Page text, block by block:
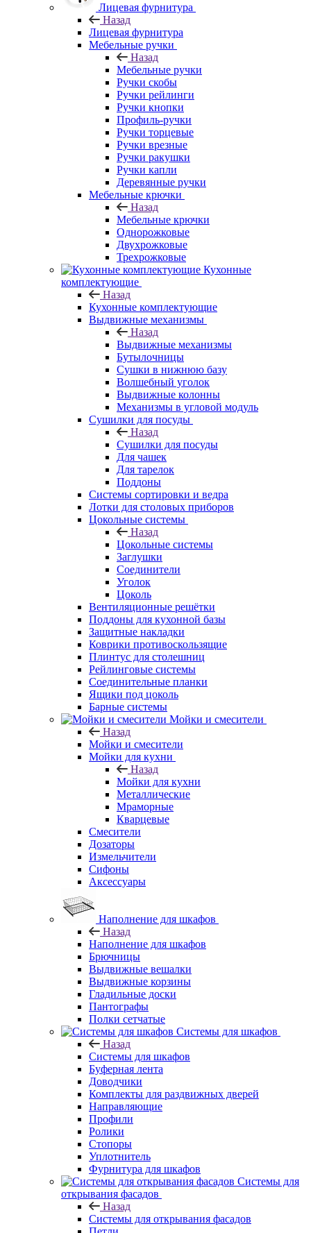
Лицевая фурнитура
Назад
Лицевая фурнитура
Мебельные ручки
Назад
Мебельные ручки
Ручки скобы
Ручки рейлинги
Ручки кнопки
Профиль-ручки
Ручки торцевые
Ручки врезные
Ручки ракушки
Ручки капли
Деревянные ручки
Мебельные крючки
Назад
Мебельные крючки
Однорожковые
Двухрожковые
Трехрожковые
Кухонные
комплектующие
Назад
Кухонные комплектующие
Выдвижные механизмы
Назад
Выдвижные механизмы
Бутылочницы
Сушки в нижнюю базу
Волшебный уголок
Выдвижные колонны
Механизмы в угловой модуль
Сушилки для посуды
Назад
Сушилки для посуды
Для чашек
Для тарелок
Поддоны
Системы сортировки и ведра
Лотки для столовых приборов
Цокольные системы
Назад
Цокольные системы
Заглушки
Соединители
Уголок
Цоколь
Вентиляционные решётки
Поддоны для кухонной базы
Защитные накладки
Коврики противоскользящие
Плинтус для столешниц
Рейлинговые системы
Соединительные планки
Ящики под цоколь
Барные системы
Мойки и смесители
Назад
Мойки и смесители
Мойки для кухни
Назад
Мойки для кухни
Металлические
Мраморные
Кварцевые
Смесители
Дозаторы
Измельчители
Сифоны
Аксессуары
Наполнение для шкафов
Назад
Наполнение для шкафов
Брючницы
Выдвижные вешалки
Выдвижные корзины
Гладильные доски
Пантографы
Полки сетчатые
Системы для шкафов
Назад
Системы для шкафов
Буферная лента
Доводчики
Комплекты для раздвижных дверей
Направляющие
Профили
Ролики
Стопоры
Уплотнитель
Фурнитура для шкафов
Системы для
открывания фасадов
Назад
Системы для открывания фасадов